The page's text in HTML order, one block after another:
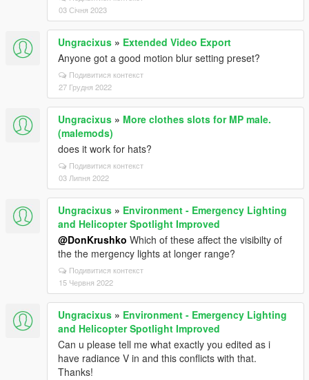
03 Січня 2023
Ungracixus » Extended Video Export
Anyone got a good motion blur setting preset?
Подивитися контекст
27 Грудня 2022
Ungracixus » More clothes slots for MP male.
(malemods)
does it work for hats?
Подивитися контекст
03 Липня 2022
Ungracixus » Environment - Emergency Lighting
and Helicopter Spotlight Improved
@DonKrushko Which of these affect the visibilty of
the the mergency lights at longer range?
Подивитися контекст
15 Червня 2022
Ungracixus » Environment - Emergency Lighting
and Helicopter Spotlight Improved
Can u please tell me what exactly you edited as i
have radiance V in and this conflicts with that.
Thanks!